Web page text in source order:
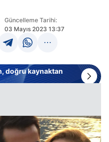
Güncelleme Tarihi:
03 Mayıs 2023 13:37
doğru kaynaktan